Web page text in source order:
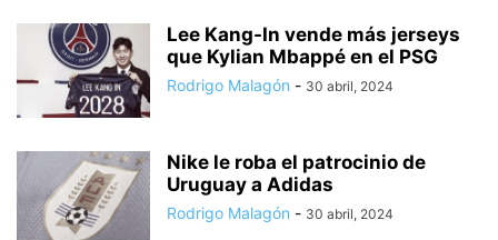
Lee Kang-In vende más jerseys
que Kylian Mbappé en el PSG
Rodrigo Malagón - 30 abril, 2024
Nike le roba el patrocinio de
Uruguay a Adidas
Rodrigo Malagón - 30 abril, 2024